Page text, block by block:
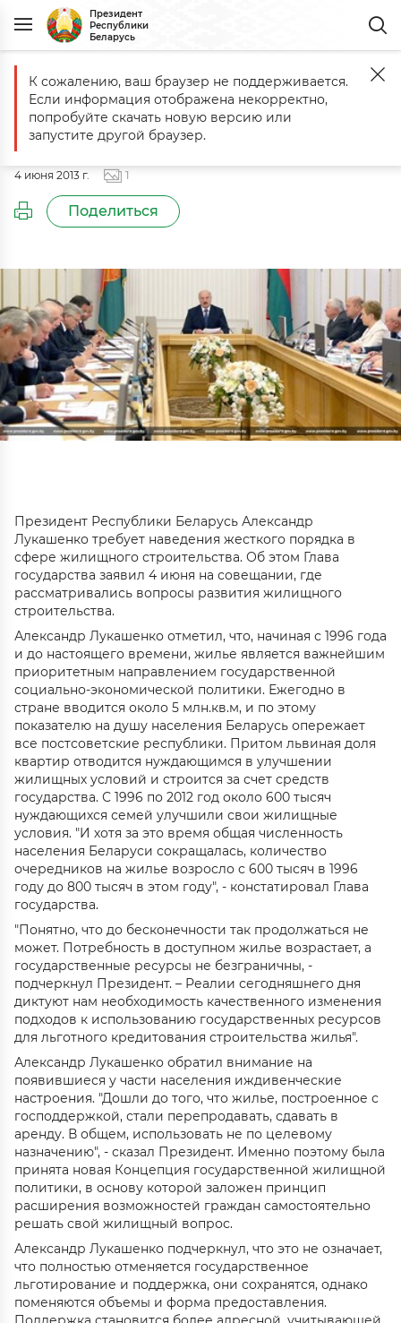
Президент
Республики
Беларусь
Главная События Совещание по вопросам развития жилищного
Совещание по вопросам развития
жилищного строительства
4 июня 2013 г. 1
Поделиться
Президент Республики Беларусь Александр
Лукашенко требует наведения жесткого порядка в
сфере жилищного строительства. Об этом Глава
государства заявил 4 июня на совещании, где
рассматривались вопросы развития жилищного
строительства.
Александр Лукашенко отметил, что, начиная с 1996 года
и до настоящего времени, жилье является важнейшим
приоритетным направлением государственной
социально-экономической политики. Ежегодно в
стране вводится около 5 млн.кв.м, и по этому
показателю на душу населения Беларусь опережает
все постсоветские республики. Притом львиная доля
квартир отводится нуждающимся в улучшении
жилищных условий и строится за счет средств
государства. С 1996 по 2012 год около 600 тысяч
нуждающихся семей улучшили свои жилищные
условия. "И хотя за это время общая численность
населения Беларуси сокращалась, количество
очередников на жилье возросло с 600 тысяч в 1996
году до 800 тысяч в этом году", - констатировал Глава
государства.
"Понятно, что до бесконечности так продолжаться не
может. Потребность в доступном жилье возрастает, а
государственные ресурсы не безграничны, -
подчеркнул Президент. – Реалии сегодняшнего дня
диктуют нам необходимость качественного изменения
подходов к использованию государственных ресурсов
для льготного кредитования строительства жилья".
Александр Лукашенко обратил внимание на
появившиеся у части населения иждивенческие
настроения. "Дошли до того, что жилье, построенное с
господдержкой, стали перепродавать, сдавать в
аренду. В общем, использовать не по целевому
назначению", - сказал Президент. Именно поэтому была
принята новая Концепция государственной жилищной
политики, в основу которой заложен принцип
расширения возможностей граждан самостоятельно
решать свой жилищный вопрос.
Александр Лукашенко подчеркнул, что это не означает,
что полностью отменяется государственное
льготирование и поддержка, они сохранятся, однако
поменяются объемы и форма предоставления.
К сожалению, ваш браузер не поддерживается.
Если информация отображена некорректно,
попробуйте скачать новую версию или
запустите другой браузер.